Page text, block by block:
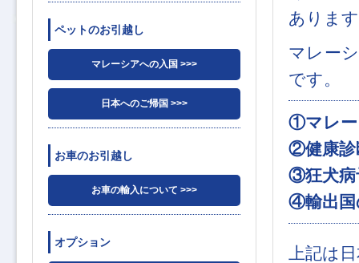
ペットのお引越し
マレーシアへの入国 >>>
日本へのご帰国 >>>
お車のお引越し
お車の輸入について >>>
オプション
ありま
マレー
です。
①マレー
②健康診
③狂犬病
④輸出国
上記は